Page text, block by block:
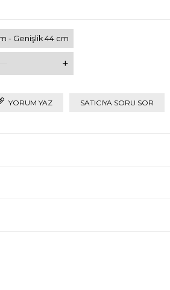
- Genişlik 44 cm
+
YORUM YAZ SATICIYA SORU SOR